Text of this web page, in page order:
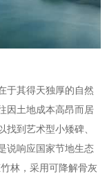
于其得天独厚的自然
因土地成本高昂而居
找到艺术型小矮碑、
说响应国家节地生态
林，采用可降解骨灰